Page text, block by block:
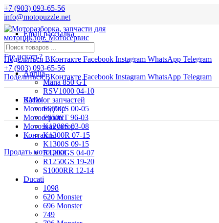
+7 (903) 093-65-56
info@motopuzzle.net
Email рассылка
Новости
Поделиться ВКонтакте Facebook Instagram WhatsApp Telegram
+7 (903) 093-65-56
Поделиться ВКонтакте Facebook Instagram WhatsApp Telegram
Где искать?
Aprilia
Mana 850 GT
RSV1000 04-10
BMW
F650CS 00-05
F650ST 96-03
K1200S 03-08
K1300R 07-15
K1300S 09-15
R1200GS 04-07
R1250GS 19-20
S1000RR 12-14
Ducati
1098
620 Monster
696 Monster
749
Каталог запчастей
Мотоподбор
Мотосервис
Мотоэвакуатор
Контакты
Продать мотоцикл